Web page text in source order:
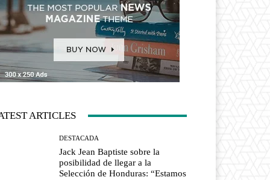
ARTICLES
DESTACADA
Jack Jean Baptiste sobre la
posibilidad de llegar a la
Selección de Honduras: “Estamos